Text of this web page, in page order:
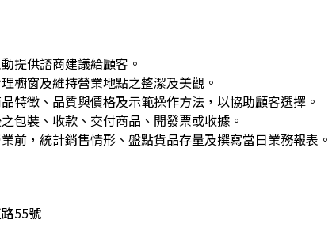
提供諮商建議給顧客。
櫥窗及維持營業地點之整潔及美觀。
特徵、品質與價格及示範操作方法，以協助顧客選擇。
包裝、收款、交付商品、開發票或收據。
前，統計銷售情形、盤點貨品存量及撰寫當日業務報表。
55號